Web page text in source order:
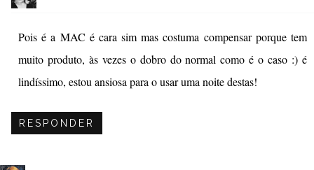
Pois é a MAC é cara sim mas costuma compensar porque tem
muito produto, às vezes o dobro do normal como é o caso :) é
lindíssimo, estou ansiosa para o usar uma noite destas!
RESPONDER